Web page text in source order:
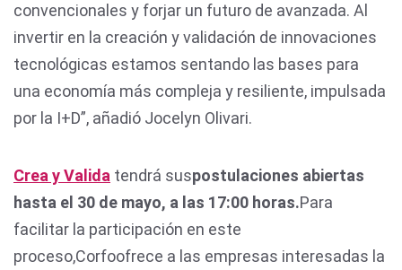
convencionales y forjar un futuro de avanzada. Al
invertir en la creación y validación de innovaciones
tecnológicas estamos sentando las bases para
una economía más compleja y resiliente, impulsada
por la I+D”, añadió Jocelyn Olivari.
Crea y Valida tendrá suspostulaciones abiertas
hasta el 30 de mayo, a las 17:00 horas.Para
facilitar la participación en este
proceso,Corfoofrece a las empresas interesadas la